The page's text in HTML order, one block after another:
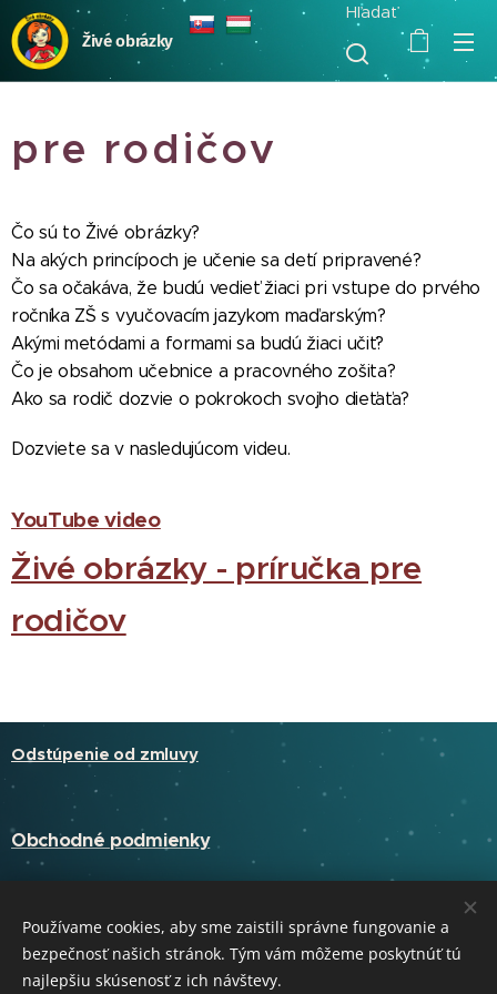
Živé obrázky
Hľadať
pre rodičov
Čo sú to Živé obrázky?
Na akých princípoch je učenie sa detí pripravené?
Čo sa očakáva, že budú vedieť žiaci pri vstupe do prvého
ročníka ZŠ s vyučovacím jazykom maďarským?
Akými metódami a formami sa budú žiaci učiť?
Čo je obsahom učebnice a pracovného zošita?
Ako sa rodič dozvie o pokrokoch svojho dieťaťa?
Dozviete sa v nasledujúcom videu.
YouTube video
Živé obrázky - príručka pre
rodičov
Odstúpenie od zmluvy
Obchodné podmienky
Kontakt: Skabela s.r.o, Kosihy nad Ipľom 105, 991 11 Kosihy nad Ipľom.
Skabela s.r.o. 2026
Používame cookies, aby sme zaistili správne fungovanie a
bezpečnosť našich stránok. Tým vám môžeme poskytnúť tú
najlepšiu skúsenosť z ich návštevy.